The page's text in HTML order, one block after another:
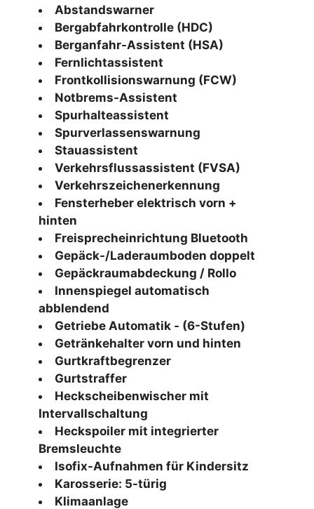
Abstandswarner
Bergabfahrkontrolle (HDC)
Berganfahr-Assistent (HSA)
Fernlichtassistent
Frontkollisionswarnung (FCW)
Notbrems-Assistent
Spurhalteassistent
Spurverlassenswarnung
Stauassistent
Verkehrsflussassistent (FVSA)
Verkehrszeichenerkennung
Fensterheber elektrisch vorn +
hinten
Freisprecheinrichtung Bluetooth
Gepäck-/Laderaumboden doppelt
Gepäckraumabdeckung / Rollo
Innenspiegel automatisch
abblendend
Getriebe Automatik - (6-Stufen)
Getränkehalter vorn und hinten
Gurtkraftbegrenzer
Gurtstraffer
Heckscheibenwischer mit
Intervallschaltung
Heckspoiler mit integrierter
Bremsleuchte
Isofix-Aufnahmen für Kindersitz
Karosserie: 5-türig
Klimaanlage